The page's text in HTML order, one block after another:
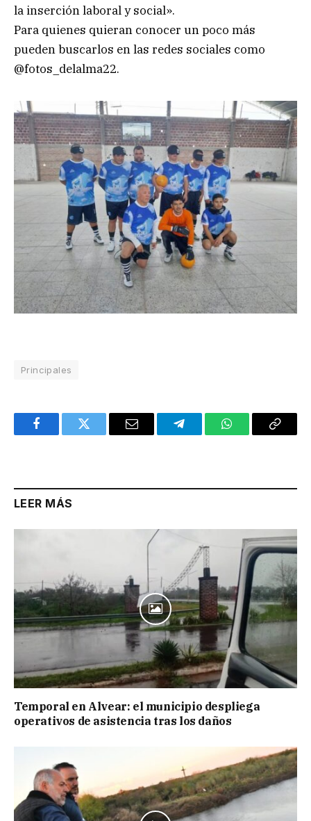
la inserción laboral y social».
Para quienes quieran conocer un poco más
pueden buscarlos en las redes sociales como
@fotos_delalma22.
Principales
FacebookTwitter Email TelegramWhatsAppCopy
LEER MÁS
Temporal en Alvear: el municipio despliega
operativos de asistencia tras los daños